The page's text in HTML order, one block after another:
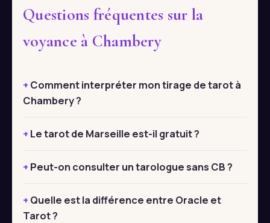
Questions fréquentes sur la
voyance à Chambery
Comment interpréter mon tirage de tarot à
Chambery ?
Le tarot de Marseille est-il gratuit ?
Peut-on consulter un tarologue sans CB ?
Quelle est la différence entre Oracle et
Tarot ?